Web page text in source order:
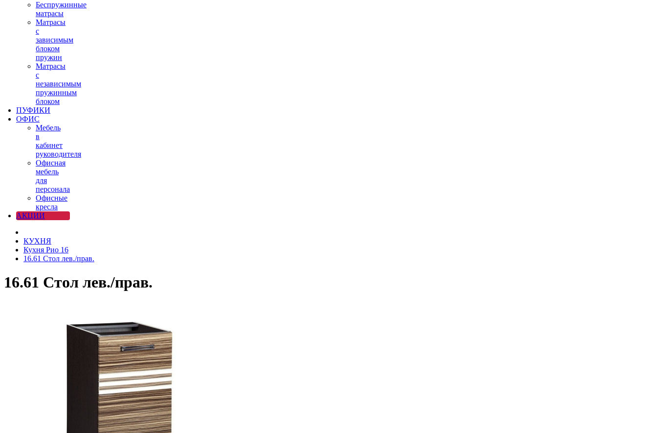
Беспружинные
матрасы
Матрасы
с
зависимым
блоком
пружин
Матрасы
с
независимым
пружинным
блоком
ПУФИКИ
ОФИС
Мебель
в
кабинет
руководителя
Офисная
мебель
для
персонала
Офисные
кресла
АКЦИИ
КУХНЯ
Кухня Рио 16
16.61 Стол лев./прав.
16.61 Стол лев./прав.